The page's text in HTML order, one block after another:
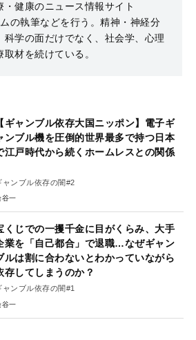
健康のニュース情報サイト
の執筆などを行う。精神・神経分
科学の面だけでなく、社会学、心理
材を続けている。
【ギャンブル依存大国ニッポン】電子ギ
ンブル機を圧倒的世界最多で持つ日本
江戸時代から続くホームレスとの関係
ャンブル依存の闇#2
谷一
くじでの一攫千金に目がくらみ、大手
業を「自己都合」で退職…なぜギャン
ルは割に合わないとわかっていながら
存してしまうのか？
ャンブル依存の闇#1
谷一